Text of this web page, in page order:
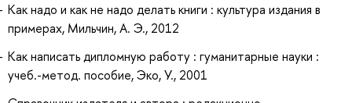
Как надо и как не надо делать книги : культура издания в
примерах, Мильчин, А. Э., 2012
Как написать дипломную работу : гуманитарные науки :
учеб.-метод. пособие, Эко, У., 2001